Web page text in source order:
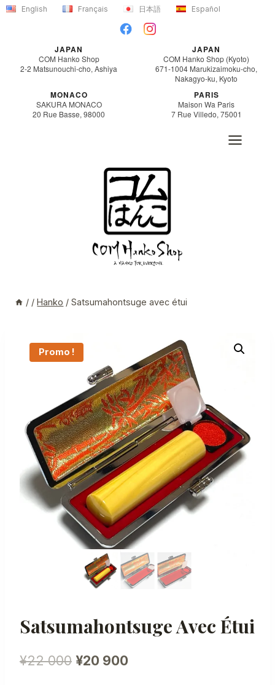
Aller
English Français 日本語 Español
JAPAN
COM Hanko Shop
2-2 Matsunouchi-cho, Ashiya
JAPAN
COM Hanko Shop (Kyoto)
671-1004 Marukizaimoku-cho,
Nakagyo-ku, Kyoto
MONACO
SAKURA MONACO
20 Rue Basse, 98000
PARIS
Maison Wa Paris
7 Rue Villedo, 75001
/ / Hanko / Satsumahontsuge avec étui
Promo !
Satsumahontsuge Avec Étui
¥22 000 Le
¥20 900